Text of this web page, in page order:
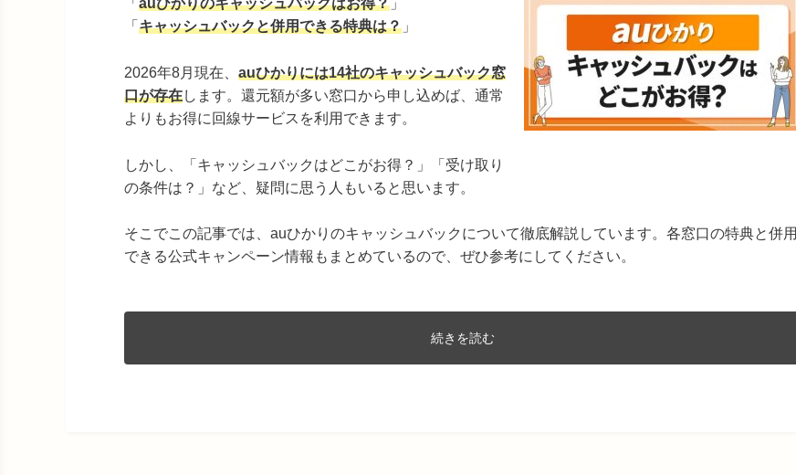
「 auひかりのキャッシュバックはお得？ 」
「 キャッシュバックと併用できる特典は？ 」
2026年8月現在、 auひかりには14社のキャッシュバック窓
口が存在します。還元額が多い窓口から申し込めば、通常
よりもお得に回線サービスを利用できます。
しかし、「キャッシュバックはどこがお得？」「受け取り
の条件は？」など、疑問に思う人もいると思います。
そこでこの記事では、auひかりのキャッシュバックについて徹底解説しています。各窓口の特典と併用
できる公式キャンペーン情報もまとめているので、ぜひ参考にしてください。
続きを読む